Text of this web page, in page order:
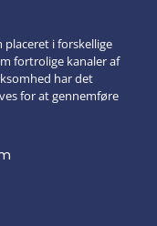
i forskellige
fortrolige kanaler af
har det
for at gennemføre